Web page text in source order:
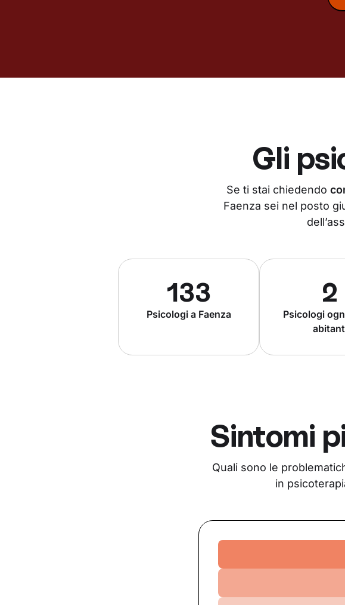
Gli
Se ti stai chiedendo
Faenza sei nel posto
133
Psicologi a Faenza
2
Psicologi
Sintomi
Quali sono le
in